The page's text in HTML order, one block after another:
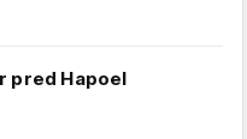
pred Hapoel